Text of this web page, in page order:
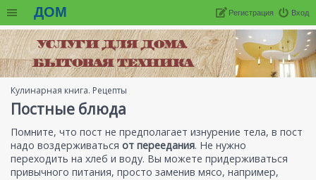
ДОМ Вход
Регистрация
Кулинарная книга. Рецепты
Постные блюда
Помните, что пост не предполагает изнурение тела, в пост
надо воздерживаться от переедания. Не нужно
переходить на хлеб и воду. Вы можете придерживаться
привычного питания, просто заменив мясо, например,